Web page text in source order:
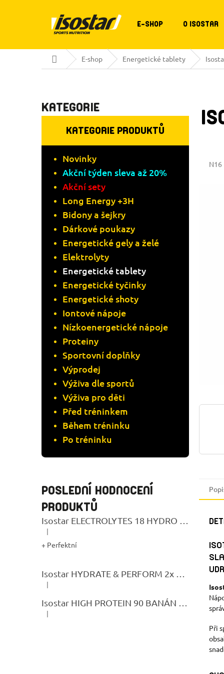
E-SHOP O ISOSTAR
Domů E-shop Energetické tablety
O
KATEGORIE
KATEGORIE PRODUKTŮ
Novinky
Akční týden sleva až 20%
Akční sety
Long Energy +3H
Bidony a šejkry
Dárkové poukazy
Energetické gely a želé
Elektrolyty
Energetické tablety
Energetické tyčinky
Energetické shoty
Iontové nápoje
Nízkoenergetické nápoje
Proteiny
Sportovní doplňky
Výprodej
Výživa dle sportů
Výživa pro děti
Před tréninkem
Během tréninku
Po tréninku
POSLEDNÍ HODNOCENÍ
PRODUKTŮ
Hodnocení produktu je 5 z 5 hvězdiček.
|
+ Perfektní
Hodnocení produktu je 5 z 5 hvězdiček.
|
Hodnocení produktu je 5 z 5 hvězdiček.
|
N16
Při